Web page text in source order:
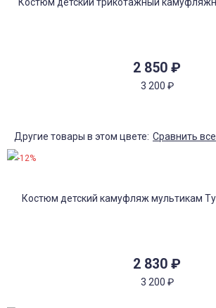
2 850 ₽
3 200 ₽
Другие товары в этом цвете: Сравнить все
2 830 ₽
3 200 ₽
-12%